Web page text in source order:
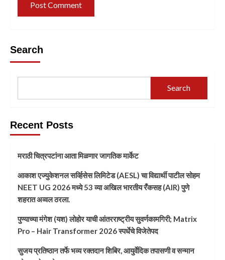
Search
Search
Recent Posts
मराठी चित्रपटांना आता मिळणार जागतिक मार्केट
आकाश एज्युकेशनल सर्व्हिसेस लिमिटेड (AESL) चा विद्यार्थी पाटील सोहम
NEET UG 2026 मध्ये 53 व्या अखिल भारतीय रँकसह (AIR) पुणे
शहरात अव्वल ठरला.
पुण्याच्या मंगेश (यश) लोहोर याची आंतरराष्ट्रीय सुवर्णकामगिरी; Matrix
Pro – Hair Transformer 2026 स्पर्धेचे विजेतेपद
सुजय प्रतिष्ठान तर्फे भव्य रक्तदान शिबिर, आयुर्वेदिक तपासणी व सन्मान